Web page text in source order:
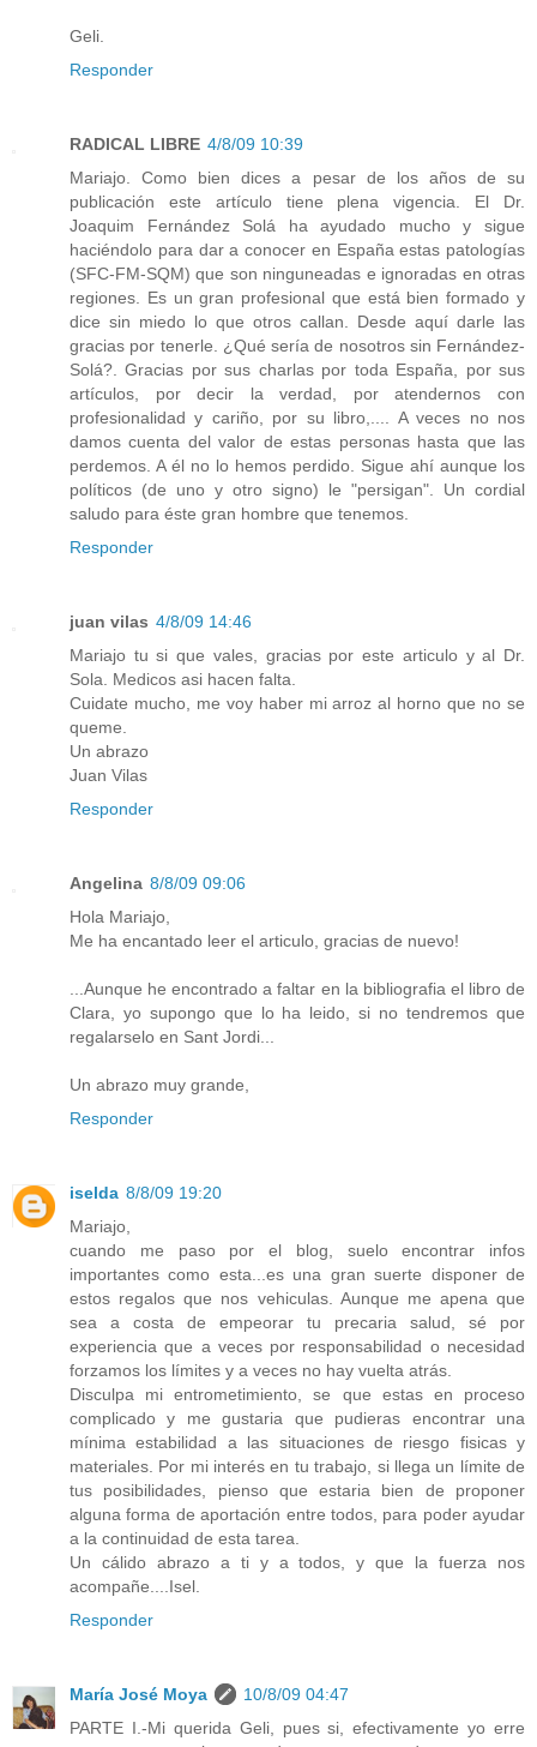
Geli.
Responder
RADICAL LIBRE 4/8/09 10:39
Mariajo. Como bien dices a pesar de los años de su
publicación este artículo tiene plena vigencia. El Dr.
Joaquim Fernández Solá ha ayudado mucho y sigue
haciéndolo para dar a conocer en España estas patologías
(SFC-FM-SQM) que son ninguneadas e ignoradas en otras
regiones. Es un gran profesional que está bien formado y
dice sin miedo lo que otros callan. Desde aquí darle las
gracias por tenerle. ¿Qué sería de nosotros sin Fernández-
Solá?. Gracias por sus charlas por toda España, por sus
artículos, por decir la verdad, por atendernos con
profesionalidad y cariño, por su libro,.... A veces no nos
damos cuenta del valor de estas personas hasta que las
perdemos. A él no lo hemos perdido. Sigue ahí aunque los
políticos (de uno y otro signo) le "persigan". Un cordial
saludo para éste gran hombre que tenemos.
Responder
juan vilas 4/8/09 14:46
Mariajo tu si que vales, gracias por este articulo y al Dr.
Sola. Medicos asi hacen falta.
Cuidate mucho, me voy haber mi arroz al horno que no se
queme.
Un abrazo
Juan Vilas
Responder
Angelina 8/8/09 09:06
Hola Mariajo,
Me ha encantado leer el articulo, gracias de nuevo!
...Aunque he encontrado a faltar en la bibliografia el libro de
Clara, yo supongo que lo ha leido, si no tendremos que
regalarselo en Sant Jordi...
Un abrazo muy grande,
Responder
iselda 8/8/09 19:20
Mariajo,
cuando me paso por el blog, suelo encontrar infos
importantes como esta...es una gran suerte disponer de
estos regalos que nos vehiculas. Aunque me apena que
sea a costa de empeorar tu precaria salud, sé por
experiencia que a veces por responsabilidad o necesidad
forzamos los límites y a veces no hay vuelta atrás.
Disculpa mi entrometimiento, se que estas en proceso
complicado y me gustaria que pudieras encontrar una
mínima estabilidad a las situaciones de riesgo fisicas y
materiales. Por mi interés en tu trabajo, si llega un límite de
tus posibilidades, pienso que estaria bien de proponer
alguna forma de aportación entre todos, para poder ayudar
a la continuidad de esta tarea.
Un cálido abrazo a ti y a todos, y que la fuerza nos
acompañe....Isel.
Responder
María José Moya
10/8/09 04:47
PARTE I.-Mi querida Geli, pues si, efectivamente yo erre